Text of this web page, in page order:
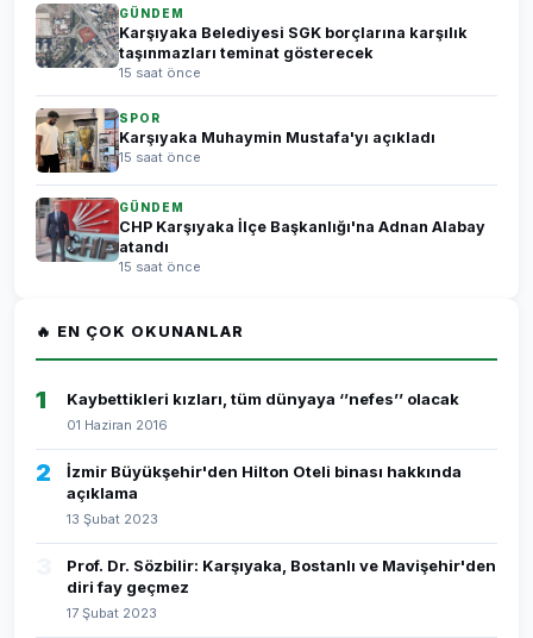
GÜNDEM
Karşıyaka Belediyesi SGK borçlarına karşılık
taşınmazları teminat gösterecek
15 saat önce
SPOR
Karşıyaka Muhaymin Mustafa'yı açıkladı
15 saat önce
GÜNDEM
CHP Karşıyaka İlçe Başkanlığı'na Adnan Alabay
atandı
15 saat önce
🔥 EN ÇOK OKUNANLAR
1 Kaybettikleri kızları, tüm dünyaya ‘’nefes’’ olacak
01 Haziran 2016
2
İzmir Büyükşehir'den Hilton Oteli binası hakkında
açıklama
13 Şubat 2023
Prof. Dr. Sözbilir: Karşıyaka, Bostanlı ve Mavişehir'den
diri fay geçmez
17 Şubat 2023